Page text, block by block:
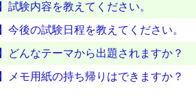
試験内容を教えてください。
今後の試験日程を教えてください。
どんなテーマから出題されますか？
メモ用紙の持ち帰りはできますか？